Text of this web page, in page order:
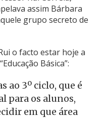
assim Bárbara
grupo secreto de
o facto estar hoje a
Básica”:
ao 3º ciclo, que é
para os alunos,
em que área